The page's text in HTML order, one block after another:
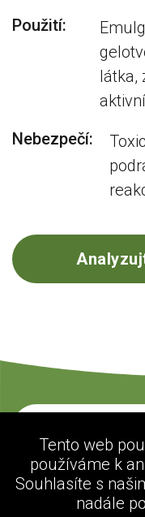
Použití:
látka,
Nebezpečí:
Tento web
používáme k
Souhlasíte s
nadále